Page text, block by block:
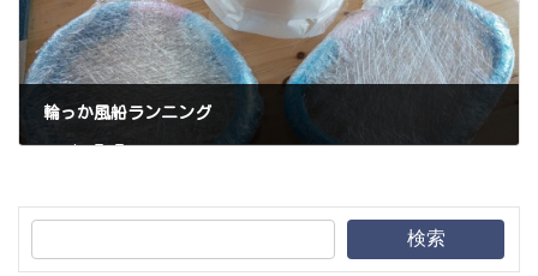
輪っか風船ランニング
2025年6月7日
検索